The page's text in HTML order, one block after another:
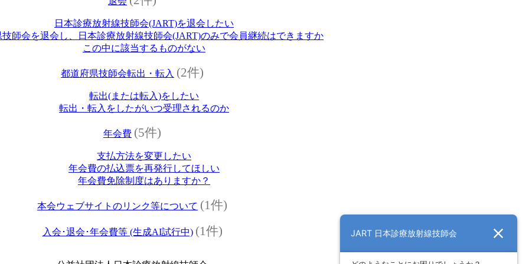
日本診療放射線技師会(JART)を退会したい
師会を退会し、日本診療放射線技師会(JART)のみで会員継続はできますか
この中に該当するものがない
都道府県技師会転出・転入 (2件)
転出(または転入)をしたい
転出・転入をしたがいつ受理されるのか
年会費 (5件)
支払方法を変更したい
年会費の払込票を再発行してほしい
年会費免除制度はありますか？
本会ウェブサイトのリンク等について (1件)
入会･退会･年会費等 (生成AI試行中) (1件)